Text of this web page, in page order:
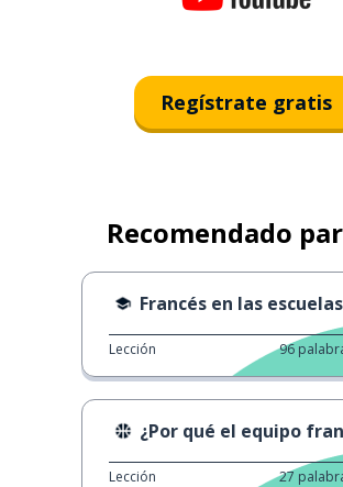
Regístrate gratis
Recomendado
Francés en las escuelas de Nueva
Lección 96
¿Por qué el equipo francés es
Lección 27